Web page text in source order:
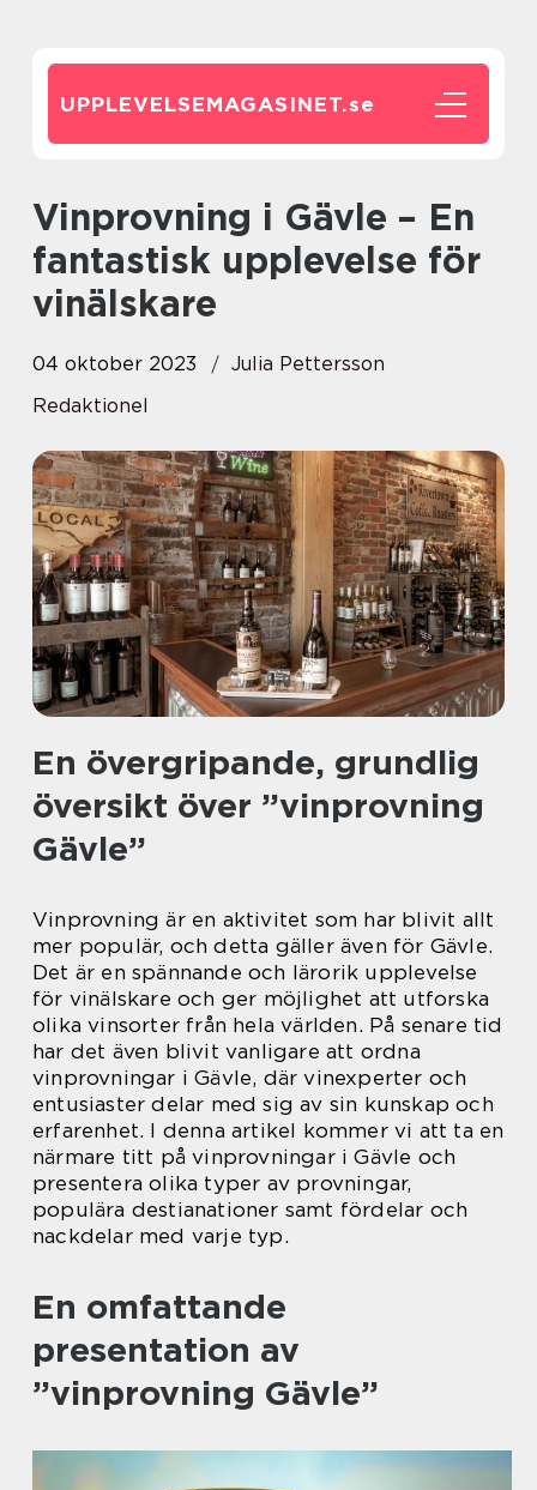
UPPLEVELSEMAGASINET.se
Vinprovning i Gävle – En
fantastisk upplevelse för
vinälskare
04 oktober 2023
Julia Pettersson
Redaktionel
En övergripande, grundlig
översikt över ”vinprovning
Gävle”
Vinprovning är en aktivitet som har blivit allt
mer populär, och detta gäller även för Gävle.
Det är en spännande och lärorik upplevelse
för vinälskare och ger möjlighet att utforska
olika vinsorter från hela världen. På senare tid
har det även blivit vanligare att ordna
vinprovningar i Gävle, där vinexperter och
entusiaster delar med sig av sin kunskap och
erfarenhet. I denna artikel kommer vi att ta en
närmare titt på vinprovningar i Gävle och
presentera olika typer av provningar,
populära destianationer samt fördelar och
nackdelar med varje typ.
En omfattande
presentation av
”vinprovning Gävle”